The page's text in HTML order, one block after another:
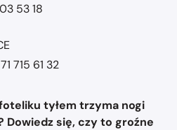
53 18
715 61 32
tyłem trzyma nogi
Dowiedz się, czy to groźne